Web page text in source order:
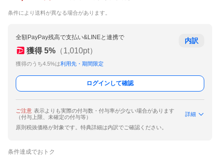
条件により送料が異なる場合があります。
全額PayPay残高で支払い&LINEと連携で
獲得 5% （1,010pt）
獲得のうち4.5%は利用先・期間限定
内訳
ログインして確認
ご注意 表示よりも実際の付与数・付与率が少ない場合があります
（付与上限、未確定の付与等）
詳細
原則税抜価格が対象です。特典詳細は内訳でご確認ください。
条件達成でおトク